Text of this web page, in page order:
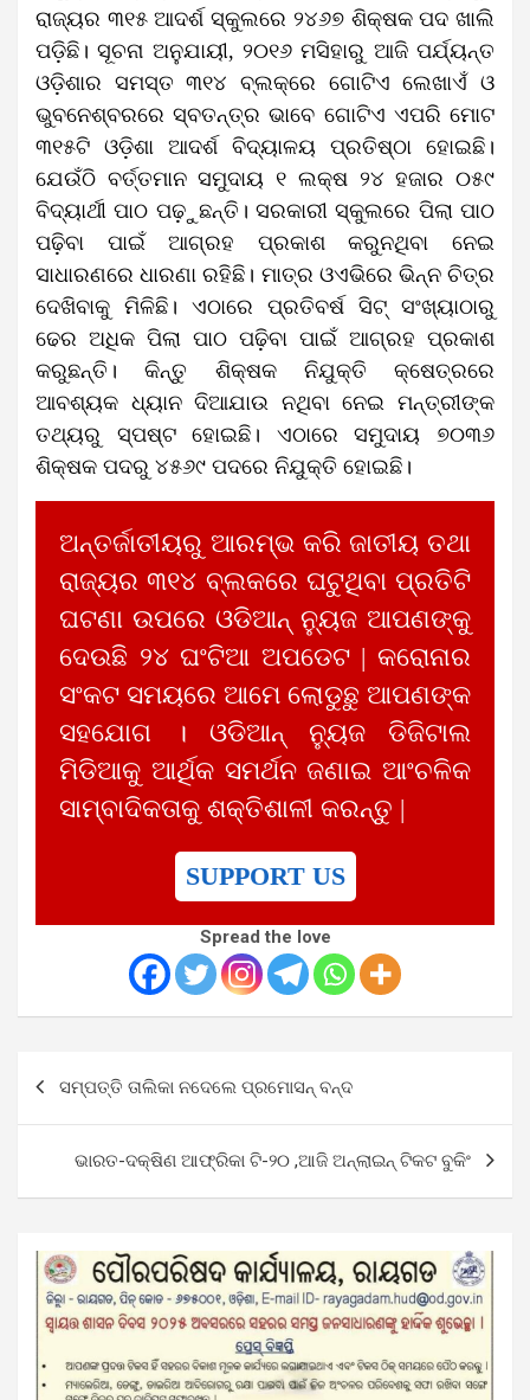
ରାଜ୍ୟର ୩୧୫ ଆଦର୍ଶ ସ୍କୁଲରେ ୨୪୬୭ ଶିକ୍ଷକ ପଦ ଖାଲି
ପଡ଼ିଛି। ସୂଚନା ଅନୁଯାୟୀ, ୨୦୧୬ ମସିହାରୁ ଆଜି ପର୍ଯ୍ୟନ୍ତ
ଓଡ଼ିଶାର ସମସ୍ତ ୩୧୪ ବ୍ଲକ୍‌ରେ ଗୋଟିଏ ଲେଖାଏଁ ଓ
ଭୁବନେଶ୍ବରରେ ସ୍ବତନ୍ତ୍ର ଭାବେ ଗୋଟିଏ ଏପରି ମୋଟ
୩୧୫ଟି ଓଡ଼ିଶା ଆଦର୍ଶ ବିଦ୍ୟାଳୟ ପ୍ରତିଷ୍ଠା ହୋଇଛି।
ଯେଉଁଠି ବର୍ତ୍ତମାନ ସମୁଦାୟ ୧ ଲକ୍ଷ ୨୪ ହଜାର ୦୫୯
ବିଦ୍ୟାର୍ଥୀ ପାଠ ପଢ଼ୁଛନ୍ତି। ସରକାରୀ ସ୍କୁଲରେ ପିଲା ପାଠ
ପଢ଼ିବା ପାଇଁ ଆଗ୍ରହ ପ୍ରକାଶ କରୁନଥିବା ନେଇ
ସାଧାରଣରେ ଧାରଣା ରହିଛି। ମାତ୍ର ଓଏଭିରେ ଭିନ୍ନ ଚିତ୍ର
ଦେଖିବାକୁ ମିଳିଛି। ଏଠାରେ ପ୍ରତିବର୍ଷ ସିଟ୍ ସଂଖ୍ୟାଠାରୁ
ଢେର ଅଧିକ ପିଲା ପାଠ ପଢ଼ିବା ପାଇଁ ଆଗ୍ରହ ପ୍ରକାଶ
କରୁଛନ୍ତି। କିନ୍ତୁ ଶିକ୍ଷକ ନିଯୁକ୍ତି କ୍ଷେତ୍ରରେ
ଆବଶ୍ୟକ ଧ୍ୟାନ ଦିଆଯାଉ ନଥିବା ନେଇ ମନ୍ତ୍ରୀଙ୍କ
ତଥ୍ୟରୁ ସ୍ପଷ୍ଟ ହୋଇଛି। ଏଠାରେ ସମୁଦାୟ ୭୦୩୬
ଶିକ୍ଷକ ପଦରୁ ୪୫୬୯ ପଦରେ ନିଯୁକ୍ତି ହୋଇଛି।
ଅନ୍ତର୍ଜାତୀୟରୁ ଆରମ୍ଭ କରି ଜାତୀୟ ତଥା
ରାଜ୍ୟର ୩୧୪ ବ୍ଲକରେ ଘଟୁଥିବା ପ୍ରତିଟି
ଘଟଣା ଉପରେ ଓଡିଆନ୍ ନ୍ୟୁଜ ଆପଣଙ୍କୁ
ଦେଉଛି ୨୪ ଘଂଟିଆ ଅପଡେଟ | କରୋନାର
ସଂକଟ ସମୟରେ ଆମେ ଲୋଡୁଛୁ ଆପଣଙ୍କ
ସହଯୋଗ । ଓଡିଆନ୍ ନ୍ୟୁଜ ଡିଜିଟାଲ
ମିଡିଆକୁ ଆର୍ଥିକ ସମର୍ଥନ ଜଣାଇ ଆଂଚଳିକ
ସାମ୍ବାଦିକତାକୁ ଶକ୍ତିଶାଳୀ କରନ୍ତୁ |
SUPPORT US
Spread the love
navigation
ସମ୍ପତ୍ତି ତାଲିକା ନଦେଲେ ପ୍ରମୋସନ୍ ବନ୍ଦ
ଭାରତ-ଦକ୍ଷିଣ ଆଫ୍ରିକା ଟି-୨୦ ,ଆଜି ଅନ୍‌ଲାଇନ୍ ଟିକଟ ବୁକିଂ